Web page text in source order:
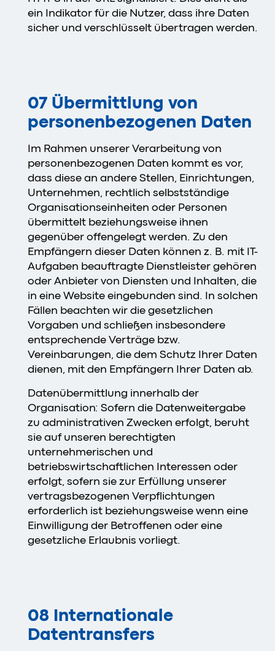
ein Indikator für die Nutzer, dass ihre Daten
sicher und verschlüsselt übertragen werden.
07 Übermittlung von
personenbezogenen Daten
Im Rahmen unserer Verarbeitung von
personenbezogenen Daten kommt es vor,
dass diese an andere Stellen, Einrichtungen,
Unternehmen, rechtlich selbstständige
Organisationseinheiten oder Personen
übermittelt beziehungsweise ihnen
gegenüber offengelegt werden. Zu den
Empfängern dieser Daten können z. B. mit IT-
Aufgaben beauftragte Dienstleister gehören
oder Anbieter von Diensten und Inhalten, die
in eine Website eingebunden sind. In solchen
Fällen beachten wir die gesetzlichen
Vorgaben und schließen insbesondere
entsprechende Verträge bzw.
Vereinbarungen, die dem Schutz Ihrer Daten
dienen, mit den Empfängern Ihrer Daten ab.
Datenübermittlung innerhalb der
Organisation: Sofern die Datenweitergabe
zu administrativen Zwecken erfolgt, beruht
sie auf unseren berechtigten
unternehmerischen und
betriebswirtschaftlichen Interessen oder
erfolgt, sofern sie zur Erfüllung unserer
vertragsbezogenen Verpflichtungen
erforderlich ist beziehungsweise wenn eine
Einwilligung der Betroffenen oder eine
gesetzliche Erlaubnis vorliegt.
08 Internationale
Datentransfers